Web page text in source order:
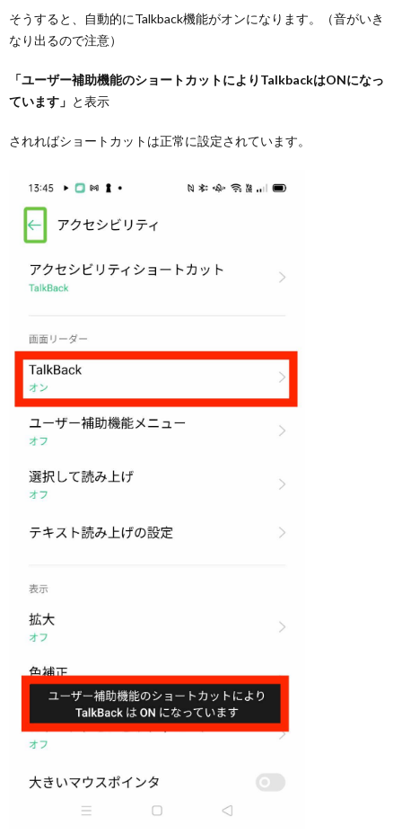
そうすると、自動的にTalkback機能がオンになります。（音がいき
なり出るので注意）
「ユーザー補助機能のショートカットによりTalkbackはONになっ
ています」 と表示
されればショートカットは正常に設定されています。